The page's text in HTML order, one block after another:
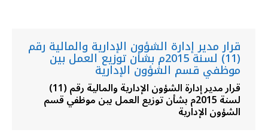
قرار مدير إدارة الشؤون الإدارية والمالية رقم
(11) لسنة 2015م بشأن توزيع العمل بين
موظفي قسم الشؤون الإدارية
قرار مدير إدارة الشؤون الإدارية والمالية رقم (11)
لسنة 2015م بشأن توزيع العمل بين موظفي قسم
الشؤون الإدارية